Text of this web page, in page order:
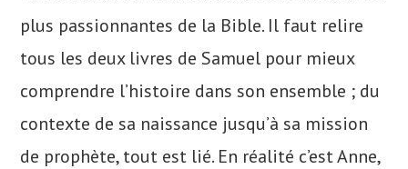
plus passionnantes de la Bible. Il faut relire
tous les deux livres de Samuel pour mieux
comprendre l’histoire dans son ensemble ; du
contexte de sa naissance jusqu’à sa mission
de prophète, tout est lié. En réalité c’est Anne,